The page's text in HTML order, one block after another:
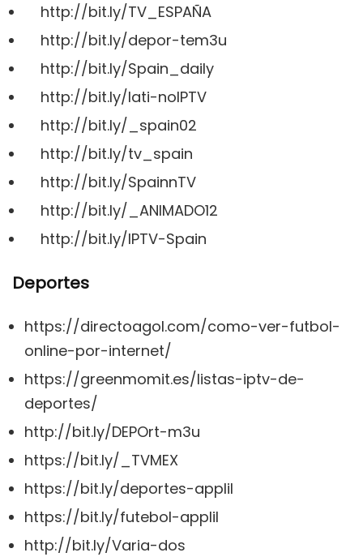
http://bit.ly/TV_ESPAÑA
http://bit.ly/depor-tem3u
http://bit.ly/Spain_daily
http://bit.ly/lati-noIPTV
http://bit.ly/_spain02
http://bit.ly/tv_spain
http://bit.ly/SpainnTV
http://bit.ly/_ANIMADO12
http://bit.ly/IPTV-Spain
Deportes
https://directoagol.com/como-ver-futbol-
online-por-internet/
https://greenmomit.es/listas-iptv-de-
deportes/
http://bit.ly/DEPOrt-m3u
https://bit.ly/_TVMEX
https://bit.ly/deportes-applil
https://bit.ly/futebol-applil
http://bit.ly/Varia-dos